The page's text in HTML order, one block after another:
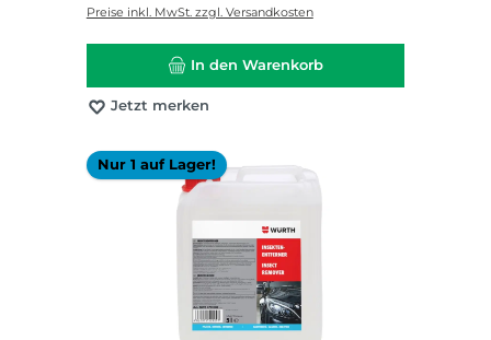
Preise inkl. MwSt. zzgl. Versandkosten
In den Warenkorb
Jetzt merken
Nur 1 auf Lager!